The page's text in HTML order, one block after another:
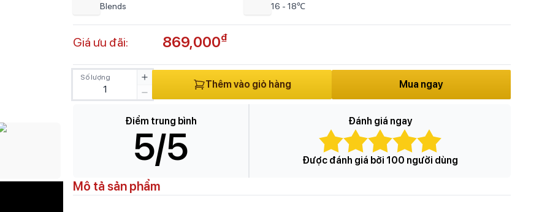
Blends 16 - 18℃
Giá ưu đãi: 869,000₫
Số lượng
Thêm vào giỏ hàng Mua ngay
Điểm trung bình
5/5
Đánh giá ngay
Được đánh giá bởi 100 người dùng
Mô tả sản phẩm